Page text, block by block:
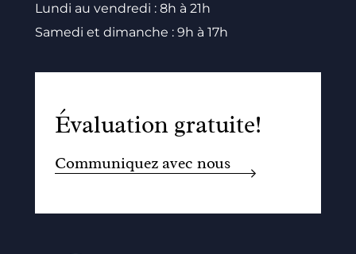
Lundi au vendredi : 8h à 21h
Samedi et dimanche : 9h à 17h
Évaluation gratuite!
Communiquez avec nous